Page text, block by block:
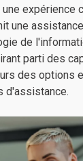
expérience
une
de
parti des
des options
d'assistance.